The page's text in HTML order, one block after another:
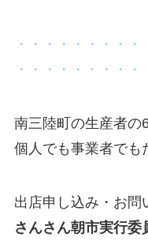
・・・・・・・・
・・・・・・・・・
南三陸町の生産者の
個人でも事業者でも
出店申し込み・お問
さんさん朝市実行委